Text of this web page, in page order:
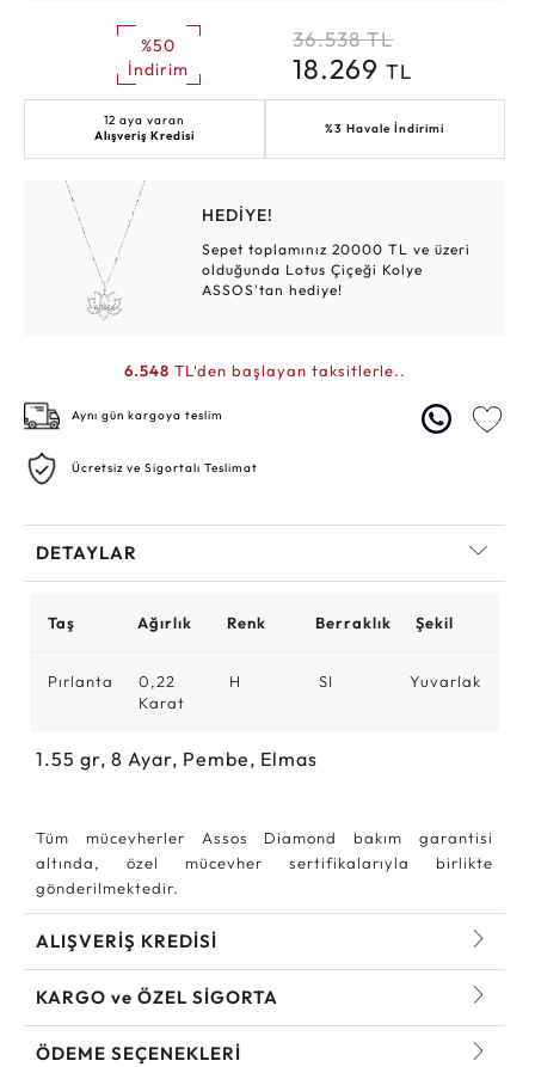
%50
İndirim
36.538 TL
18.269TL
12 aya varan
Alışveriş Kredisi
%3 Havale İndirimi
HEDİYE!
Sepet toplamınız 20000 TL ve üzeri
olduğunda Lotus Çiçeği Kolye
ASSOS'tan hediye!
6.548 TL'den başlayan taksitlerle..
Aynı gün kargoya teslim
Ücretsiz ve Sigortalı Teslimat
DETAYLAR
Taş Ağırlık Renk Berraklık Şekil
Pırlanta
0,22
Karat
H SI Yuvarlak
1.55 gr, 8 Ayar, Pembe, Elmas
Tüm mücevherler Assos Diamond bakım garantisi
altında, özel mücevher sertifikalarıyla birlikte
gönderilmektedir.
ALIŞVERİŞ KREDİSİ
KARGO ve ÖZEL SİGORTA
ÖDEME SEÇENEKLERİ